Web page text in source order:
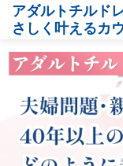
アダルトチルド
さしく叶えるカ